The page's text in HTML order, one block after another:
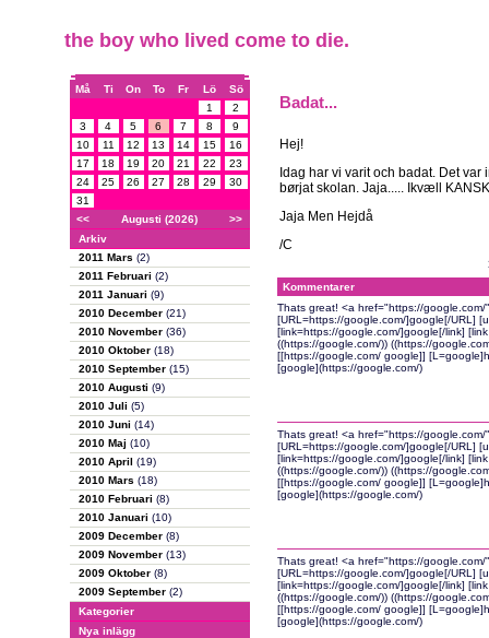
the boy who lived come to die.
Må Ti On To Fr Lö
Sö
1
2
3
4 5 6 7 8
9
10
11 12 13 14 15
16
17
18 19 20 21 22
23
24
25 26 27 28 29
30
31
<<
Augusti (2026)
>>
Arkiv
2011 Mars (2)
2011 Februari (2)
2011 Januari (9)
2010 December (21)
2010 November (36)
2010 Oktober (18)
2010 September (15)
2010 Augusti (9)
2010 Juli (5)
2010 Juni (14)
2010 Maj (10)
2010 April (19)
2010 Mars (18)
2010 Februari (8)
2010 Januari (10)
2009 December (8)
2009 November (13)
2009 Oktober (8)
2009 September (2)
Kategorier
Nya inlägg
Badat...
Hej!
Idag har vi varit och badat. Det
børjat skolan. Jaja..... Ikvæll
Jaja Men Hejdå
/C
Kommentarer
Thats great! <a href="https://google.com/
[URL=https://google.com/]google[/URL]
[link=https://google.com/]google[/link]
((https://google.com/)) ((https://
[[https://google.com/ google]]
[google](https://google.com/)
Thats great! <a href="https://google.com/
[URL=https://google.com/]google[/URL]
[link=https://google.com/]google[/link]
((https://google.com/)) ((https://
[[https://google.com/ google]]
[google](https://google.com/)
Thats great! <a href="https://google.com/
[URL=https://google.com/]google[/URL]
[link=https://google.com/]google[/link]
((https://google.com/)) ((https://
[[https://google.com/ google]]
[google](https://google.com/)